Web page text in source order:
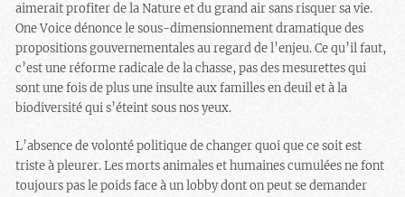
aimerait profiter de la Nature et du grand air sans risquer sa vie.
One Voice dénonce le sous-dimensionnement dramatique des
propositions gouvernementales au regard de l’enjeu. Ce qu’il faut,
c’est une réforme radicale de la chasse, pas des mesurettes qui
sont une fois de plus une insulte aux familles en deuil et à la
biodiversité qui s’éteint sous nos yeux.
L’absence de volonté politique de changer quoi que ce soit est
triste à pleurer. Les morts animales et humaines cumulées ne font
toujours pas le poids face à un lobby dont on peut se demander